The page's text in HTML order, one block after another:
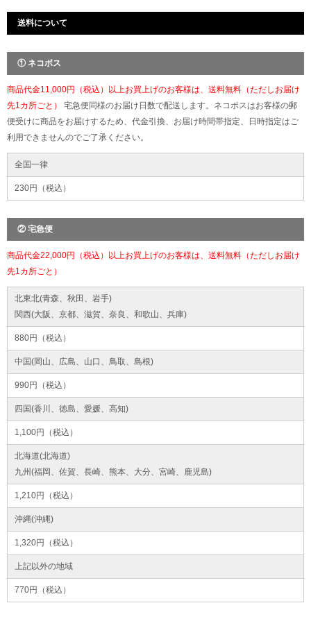
送料について
① ネコポス
商品代金11,000円（税込）以上お買上げのお客様は、送料無料（ただしお届け
先1カ所ごと） 宅急便同様のお届け日数で配送します。ネコポスはお客様の郵
便受けに商品をお届けするため、代金引換、お届け時間帯指定、日時指定はご
利用できませんのでご了承ください。
全国一律
230円（税込）
② 宅急便
商品代金22,000円（税込）以上お買上げのお客様は、送料無料（ただしお届け
先1カ所ごと）
北東北(青森、秋田、岩手)
関西(大阪、京都、滋賀、奈良、和歌山、兵庫)
880円（税込）
中国(岡山、広島、山口、鳥取、島根)
990円（税込）
四国(香川、徳島、愛媛、高知)
1,100円（税込）
北海道(北海道)
九州(福岡、佐賀、長崎、熊本、大分、宮崎、鹿児島)
1,210円（税込）
沖縄(沖縄)
1,320円（税込）
上記以外の地域
770円（税込）